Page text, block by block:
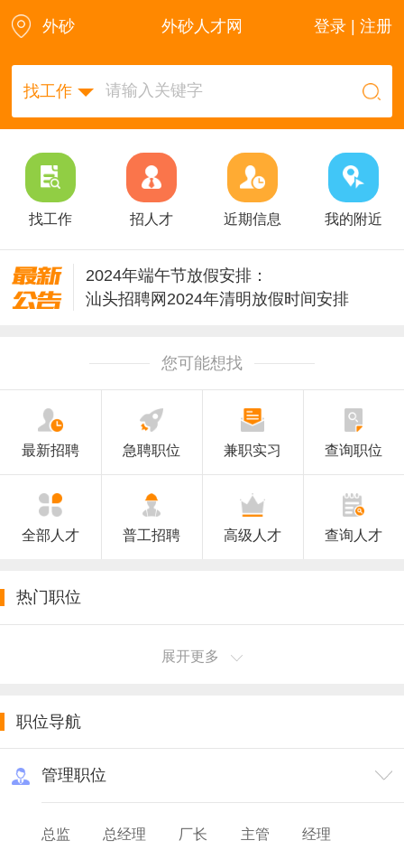
外砂 登录 | 注册
外砂人才网
找工作
找工作 招人才 近期信息 我的附近
2024年端午节放假安排：
汕头招聘网2024年清明放假时间安排
汕头招聘网2023年春节放假通知
雄鹰汕头招聘网2022年国庆节放假调休安排
2022年元旦放假安排
2021汕头招聘网雄鹰网国庆放假通知
雄鹰汕头招聘网2026年春节放假通知
您可能想找
最新招聘 急聘职位 兼职实习 查询职位
全部人才 普工招聘 高级人才 查询人才
热门职位
展开更多
职位导航
管理职位
总监 总经理 厂长 主管
经理